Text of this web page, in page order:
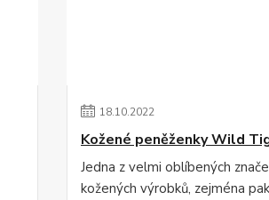
18.10.2022
Kožené peněženky Wild
Jedna z velmi oblíbených
kožených výrobků, zejména pak